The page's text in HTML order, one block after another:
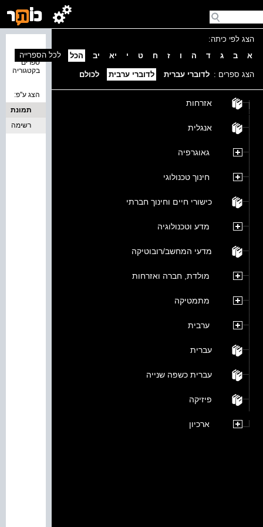
הצג לפי כיתה:
א
ב ג ד ה ו ז ח ט י יא יב הכל
הצג ספרים : לדוברי עברית לדוברי ערבית לכולם
אזרחות
אנגלית
גאוגרפיה
חינוך טכנולוגי
כישורי חיים וחינוך חברתי
מדע וטכנולוגיה
מדעי המחשב/רובוטיקה
מולדת, חברה ואזרחות
מתמטיקה
ערבית
עברית
עברית כשפה שנייה
פיזיקה
ארכיון
ספרים
בקטגוריה
לכל הספרייה
הצג ע''פ:
תמונת
כריכה
רשימה